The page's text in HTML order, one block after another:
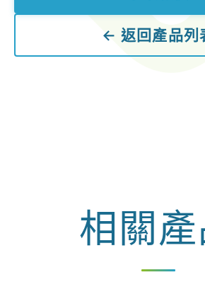
← 返回產品列
相關產